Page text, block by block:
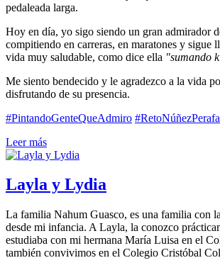
pedaleada larga.
Hoy en día, yo sigo siendo un gran admirador
compitiendo en carreras, en maratones y sigue
vida muy saludable, como dice ella "sumando
Me siento bendecido y le agradezco a la vida
disfrutando de su presencia.
#PintandoGenteQueAdmiro
Leer más
Layla y Lydia
La familia Nahum Guasco, es una familia con
desde mi infancia. A Layla, la conozco
estudiaba con mi hermana María Luisa en el
también convivimos en el Colegio Cristóbal